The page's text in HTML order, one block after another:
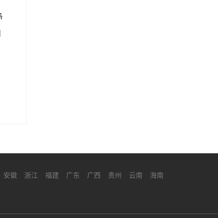
安徽 浙江 福建 广东 广西 贵州 云南 海南